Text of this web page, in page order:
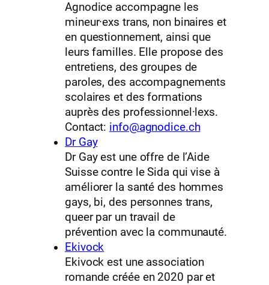
Agnodice accompagne les
mineur·exs trans, non binaires et
en questionnement, ainsi que
leurs familles. Elle propose des
entretiens, des groupes de
paroles, des accompagnements
scolaires et des formations
auprès des professionnel·lexs.
Contact: info@agnodice.ch
Dr Gay
Dr Gay est une offre de l’Aide
Suisse contre le Sida qui vise à
améliorer la santé des hommes
gays, bi, des personnes trans,
queer par un travail de
prévention avec la communauté.
Ekivock
Ekivock est une association
romande créée en 2020 par et